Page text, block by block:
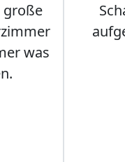
große
was